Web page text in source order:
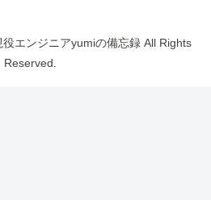
エンジニアyumiの備忘録 All Rights
Reserved.